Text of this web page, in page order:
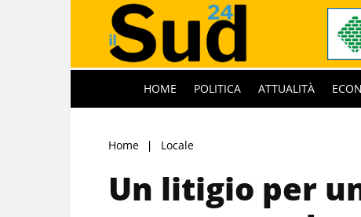
HOME POLITICA ATTUALITÀ
Home Locale
Un litigio per